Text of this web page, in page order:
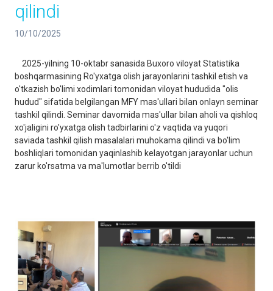
qilindi
10/10/2025
2025-yilning 10-oktabr sanasida Buxoro viloyat Statistika
boshqarmasining Ro'yxatga olish jarayonlarini tashkil etish va
o'tkazish bo'limi xodimlari tomonidan viloyat hududida "olis
hudud" sifatida belgilangan MFY mas'ullari bilan onlayn seminar
tashkil qilindi. Seminar davomida mas'ullar bilan aholi va qishloq
xo'jaligini ro'yxatga olish tadbirlarini o'z vaqtida va yuqori
saviada tashkil qilish masalalari muhokama qilindi va bo'lim
boshliqlari tomonidan yaqinlashib kelayotgan jarayonlar uchun
zarur ko'rsatma va ma'lumotlar berrib o'tildi